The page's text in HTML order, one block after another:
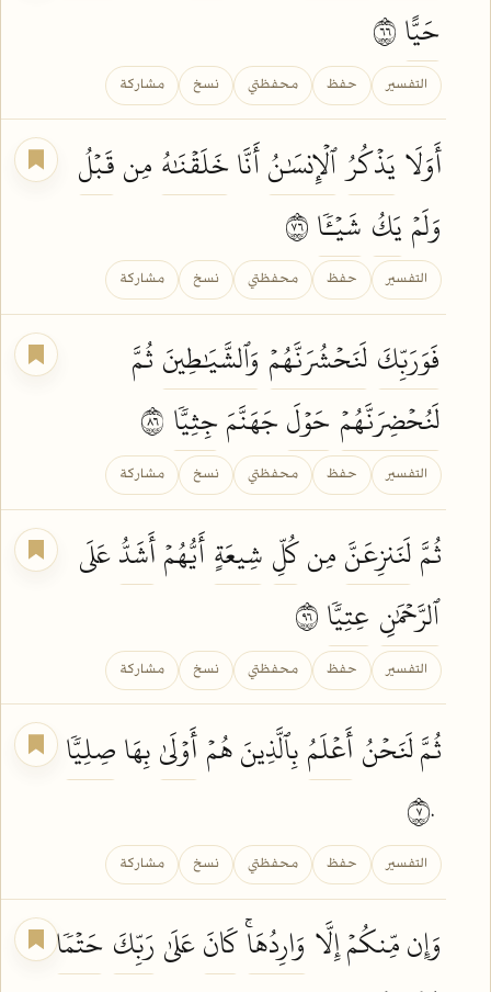
حَيًّا
التفسير حفظ محفظتي نسخ مشاركة
أَوَلَا يَذۡكُرُٱلۡإِنسَٰنُأَنَّاخَلَقۡنَٰهُ مِنقَبۡلُ
وَلَمۡ يَكُ شَيۡـٔٗا
التفسير حفظ محفظتي نسخ مشاركة
فَوَرَبِّكَ لَنَحۡشُرَنَّهُمۡ وَٱلشَّيَٰطِينَ ثُمَّ
لَنُحۡضِرَنَّهُمۡ حَوۡلَجَهَنَّمَجِثِيّٗا
التفسير حفظ محفظتي نسخ مشاركة
ثُمَّلَنَنزِعَنَّمِنكُلِّ شِيعَةٍأَيُّهُمۡأَشَدُّعَلَى
ٱلرَّحۡمَٰنِ عِتِيّٗا
التفسير حفظ محفظتي نسخ مشاركة
ثُمَّ لَنَحۡنُأَعۡلَمُبِٱلَّذِينَ هُمۡأَوۡلَىٰبِهَاصِلِيّٗا
التفسير حفظ محفظتي نسخ مشاركة
وَإِن مِّنكُمۡ إِلَّا وَارِدُهَاۚكَانَعَلَىٰ رَبِّكَ حَتۡمٗا